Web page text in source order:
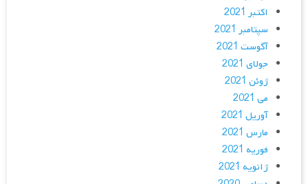
اکتبر 2021
سپتامبر 2021
آگوست 2021
جولای 2021
ژوئن 2021
می 2021
آوریل 2021
مارس 2021
فوریه 2021
ژانویه 2021